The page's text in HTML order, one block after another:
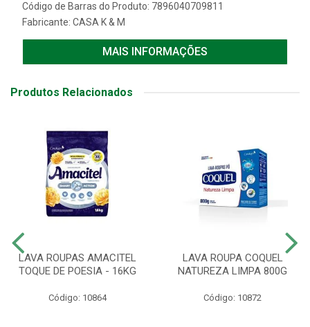
Código de Barras do Produto: 7896040709811
Fabricante: CASA K & M
MAIS INFORMAÇÕES
Produtos Relacionados
LAVA ROUPAS AMACITEL
TOQUE DE POESIA - 16KG
Código: 10864
LAVA ROUPA COQUEL
NATUREZA LIMPA 800G
Código: 10872